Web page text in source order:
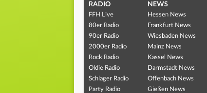
RADIO
FFH Live
80er Radio
90er Radio
2000er Radio
Rock Radio
Oldie Radio
Schlager Radio
Party Radio
NEWS
Hessen News
Frankfurt News
Wiesbaden News
Mainz News
Kassel News
Darmstadt News
Offenbach News
Gießen News